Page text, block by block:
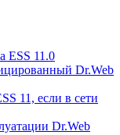
ESS 11.0
Dr.Web
11, если в сети
Dr.Web